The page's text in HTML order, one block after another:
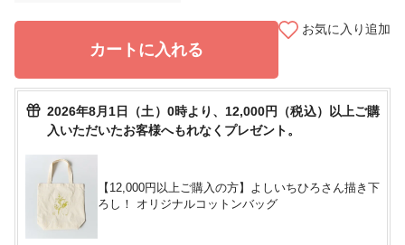
カートに入れる
お気に入り追加
2026年8月1日（土）0時より、12,000円（税込）以上ご購
入いただいたお客様へもれなくプレゼント。
【12,000円以上ご購入の方】よしいちひろさん描き下
ろし！ オリジナルコットンバッグ